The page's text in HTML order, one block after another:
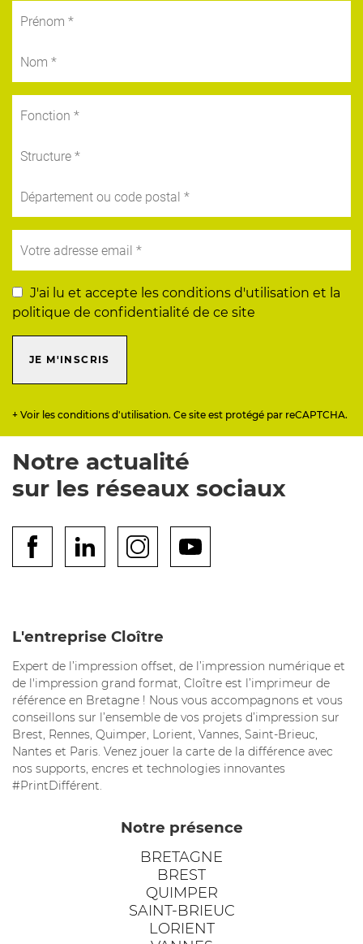
J'ai lu et accepte les conditions d'utilisation et la
politique de confidentialité de ce site
JE M'INSCRIS
+ Voir les conditions d'utilisation. Ce site est protégé par reCAPTCHA.
Notre actualité
sur les réseaux sociaux
L'entreprise Cloître
Expert de l’impression offset, de l’impression numérique et
de l'impression grand format, Cloître est l’imprimeur de
référence en Bretagne ! Nous vous accompagnons et vous
conseillons sur l’ensemble de vos projets d’impression sur
Brest, Rennes, Quimper, Lorient, Vannes, Saint-Brieuc,
Nantes et Paris. Venez jouer la carte de la différence avec
nos supports, encres et technologies innovantes
#PrintDifférent.
Notre présence
BRETAGNE
BREST
QUIMPER
SAINT-BRIEUC
LORIENT